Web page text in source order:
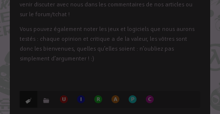
venir discuter avec nous dans les commentaires de nos articles ou
sur le forum/tchat !
Vous pouvez également noter les jeux et logiciels que nous aurons
testés : chaque opinion et critique a de la valeur, les vôtres sont
donc les bienvenues, quelles qu’elles soient : n’oubliez pas
simplement d’argumenter ! :)